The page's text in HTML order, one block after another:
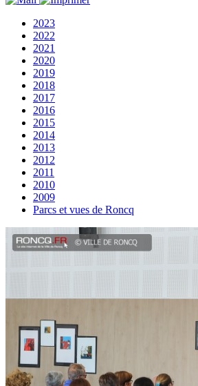
2023
2022
2021
2020
2019
2018
2017
2016
2015
2014
2013
2012
2011
2010
2009
Parcs et vues de Roncq